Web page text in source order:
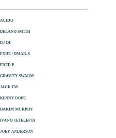
ACIDO
DELANO SMITH
DJ QU
FXHE / OMAR-S
FRED P.
GRAVITY SWARM
JACK FM
KENNY DOPE
HAKIM MURPHY
IVANO TETELEPTA
JOEY ANDERSON